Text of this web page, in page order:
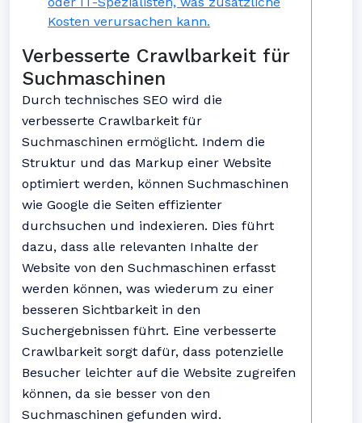
Kosten verursachen kann.
Verbesserte Crawlbarkeit für
Suchmaschinen
Durch technisches SEO wird die
verbesserte Crawlbarkeit für
Suchmaschinen ermöglicht. Indem die
Struktur und das Markup einer Website
optimiert werden, können Suchmaschinen
wie Google die Seiten effizienter
durchsuchen und indexieren. Dies führt
dazu, dass alle relevanten Inhalte der
Website von den Suchmaschinen erfasst
werden können, was wiederum zu einer
besseren Sichtbarkeit in den
Suchergebnissen führt. Eine verbesserte
Crawlbarkeit sorgt dafür, dass potenzielle
Besucher leichter auf die Website zugreifen
können, da sie besser von den
Suchmaschinen gefunden wird.